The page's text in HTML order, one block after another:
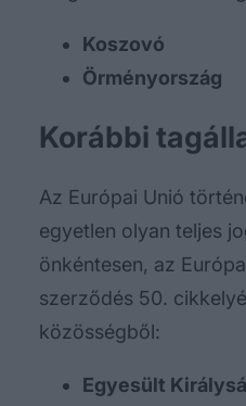
Koszovó
Örményország
Korábbi
Az Európai Unió
egyetlen olyan teljes
önkéntesen, az
szerződés 50.
közösségből:
Egyesült